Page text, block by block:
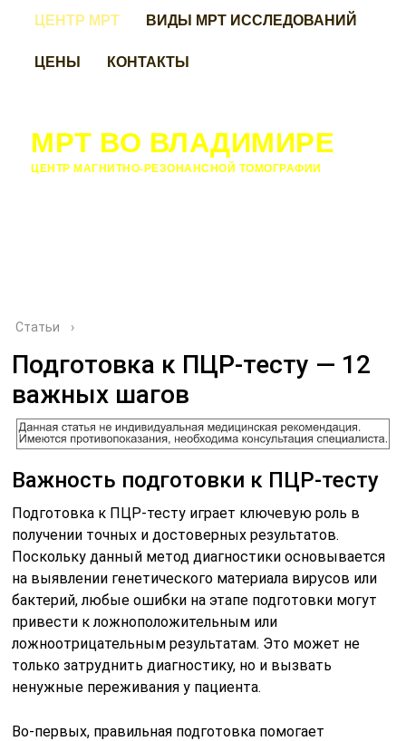
ЦЕНТР МРТ
ВИДЫ МРТ ИССЛЕДОВАНИЙ
ЦЕНЫ
КОНТАКТЫ
МРТ ВО ВЛАДИМИРЕ
ЦЕНТР МАГНИТНО-РЕЗОНАНСНОЙ ТОМОГРАФИИ
Статьи ›
Подготовка к ПЦР-тесту — 12
важных шагов
Важность подготовки к ПЦР-тесту
Подготовка к ПЦР-тесту играет ключевую роль в
получении точных и достоверных результатов.
Поскольку данный метод диагностики основывается
на выявлении генетического материала вирусов или
бактерий, любые ошибки на этапе подготовки могут
привести к ложноположительным или
ложноотрицательным результатам. Это может не
только затруднить диагностику, но и вызвать
ненужные переживания у пациента.
Во-первых, правильная подготовка помогает